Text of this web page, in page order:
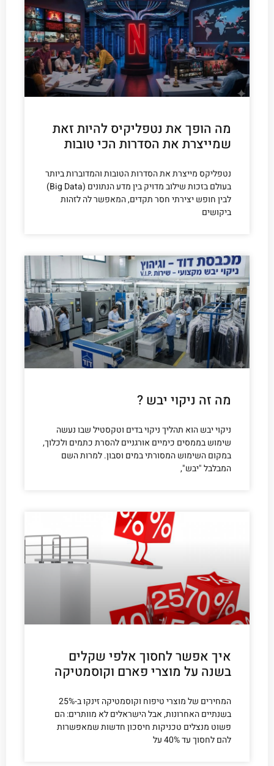
מה הופך את נטפליקיס להיות זאת
שמייצרת את הסדרות הכי טובות
נטפליקס מייצרת את הסדרות הטובות והמדוברות ביותר
בעולם בזכות שילוב מדויק בין מדע הנתונים (Big Data)
לבין חופש יצירתי חסר תקדים, המאפשר לה לזהות
ביקושים
מה זה ניקוי יבש ?
ניקוי יבש הוא תהליך ניקוי בדים וטקסטיל שבו נעשה
שימוש בממסים כימיים אורגניים להסרת כתמים ולכלוך,
במקום השימוש המסורתי במים וסבון. למרות השם
המבלבל "יבש",
איך אפשר לחסוך אלפי שקלים
בשנה על מוצרי פארם וקוסמטיקה
המחירים של מוצרי טיפוח וקוסמטיקה זינקו ב-25%
בשנתיים האחרונות, אבל הישראלים לא מוותרים: הם
פשוט מנצלים טכניקות חיסכון חדשות שמאפשרות
להם לחסוך עד 40% על